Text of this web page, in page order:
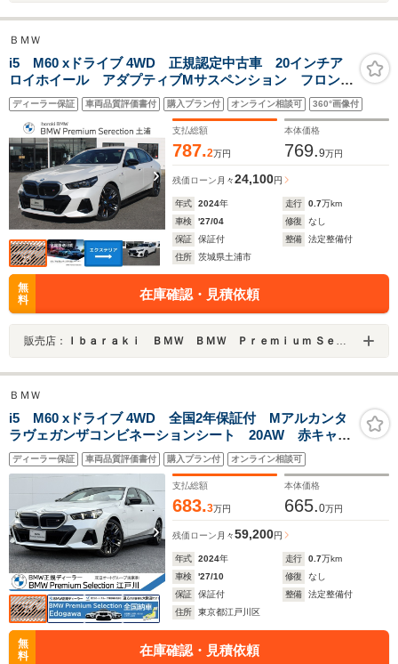
ＢＭＷ
i5 M60 xドライブ 4WD 正規認定中古車 20インチア
ロイホイール アダプティブMサスペンション フロント
シートエアコン フロント・リアシートヒーター クラ
フテッドガラスフィニッシュ カーボンファイバートリ
ディーラー保証 車両品質評価書付 購入プラン付 オンライン相談可 360°画像付
支払総額
787.2万円
本体価格
769.9万円
残価ローン 月々24,100円
年式 2024年 走行 0.7万km
車検
'27/04 修復
なし
保証
保証付 整備
法定整備付
住所
茨城県土浦市
無
料
在庫確認・見積依頼
販売店： Ｉｂａｒａｋｉ ＢＭＷ ＢＭＷ Ｐｒｅｍｉｕｍ Ｓｅｌｅｃｔｉｏｎ 土浦／（株）モトーレンレピオ
ＢＭＷ
i5 M60 xドライブ 4WD 全国2年保証付 Mアルカンタ
ラヴェガンザコンビネーションシート 20AW 赤キャリ
パ Mシートベルト アダプティブMサスペンションプ
ロ ACC ハンズオフ シートヒーター 地デジTV
harman/kardon AppleCarPlay
ディーラー保証 車両品質評価書付 購入プラン付 オンライン相談可
支払総額
683.3万円
本体価格
665.0万円
残価ローン 月々59,200円
年式 2024年 走行 0.7万km
車検
'27/10 修復
なし
保証
保証付 整備
法定整備付
住所
東京都江戸川区
無
料
在庫確認・見積依頼